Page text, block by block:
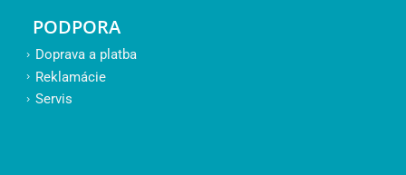
PODPORA
Doprava a platba
Reklamácie
Servis